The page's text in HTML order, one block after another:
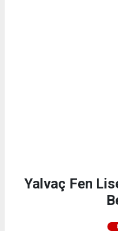
Yalvaç Fen